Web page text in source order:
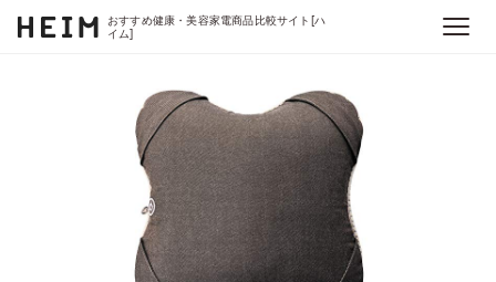
おすすめ健康・美容家電商品比較サイト[ハ
イム]